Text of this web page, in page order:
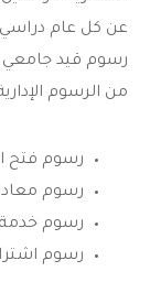
عن كل عام دراسي
من الرسوم
رسوم فتح الملف
رسوم معادلة
رسوم خدمة
رسوم اشتراك